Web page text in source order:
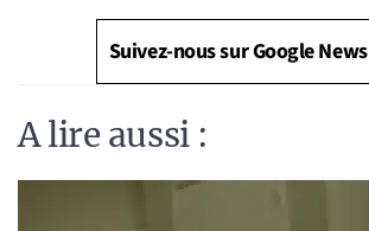
Suivez-nous sur Google News
A lire aussi :